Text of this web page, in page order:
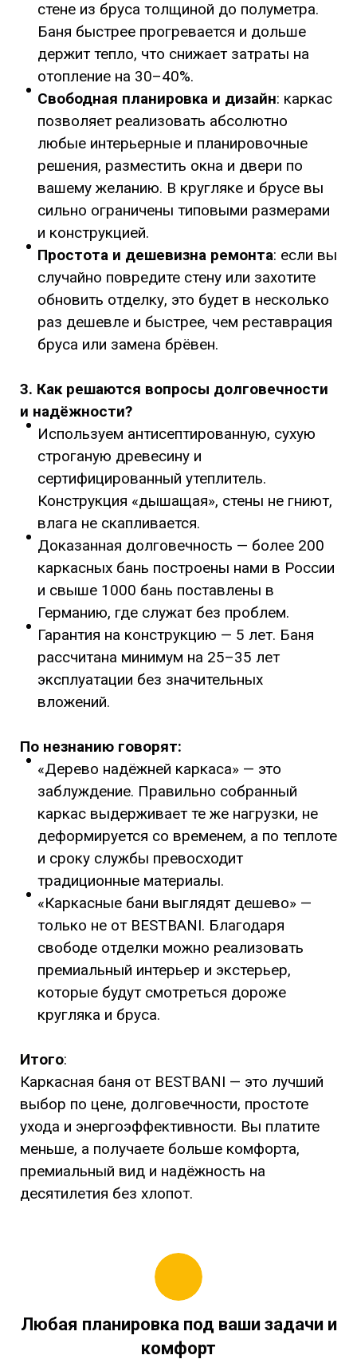
стене из бруса толщиной до полуметра.
Баня быстрее прогревается и дольше
держит тепло, что снижает затраты на
отопление на 30–40%.
Свободная планировка и дизайн: каркас
позволяет реализовать абсолютно
любые интерьерные и планировочные
решения, разместить окна и двери по
вашему желанию. В кругляке и брусе вы
сильно ограничены типовыми размерами
и конструкцией.
Простота и дешевизна ремонта: если вы
случайно повредите стену или захотите
обновить отделку, это будет в несколько
раз дешевле и быстрее, чем реставрация
бруса или замена брёвен.
3. Как решаются вопросы долговечности
и надёжности?
Используем антисептированную, сухую
строганую древесину и
сертифицированный утеплитель.
Конструкция «дышащая», стены не гниют,
влага не скапливается.
Доказанная долговечность — более 200
каркасных бань построены нами в России
и свыше 1000 бань поставлены в
Германию, где служат без проблем.
Гарантия на конструкцию — 5 лет. Баня
рассчитана минимум на 25–35 лет
эксплуатации без значительных
вложений.
По незнанию говорят:
«Дерево надёжней каркаса» — это
заблуждение. Правильно собранный
каркас выдерживает те же нагрузки, не
деформируется со временем, а по теплоте
и сроку службы превосходит
традиционные материалы.
«Каркасные бани выглядят дешево» —
только не от BESTBANI. Благодаря
свободе отделки можно реализовать
премиальный интерьер и экстерьер,
которые будут смотреться дороже
кругляка и бруса.
Итого:
Каркасная баня от BESTBANI — это лучший
выбор по цене, долговечности, простоте
ухода и энергоэффективности. Вы платите
меньше, а получаете больше комфорта,
премиальный вид и надёжность на
десятилетия без хлопот.
Любая планировка под ваши задачи и
комфорт